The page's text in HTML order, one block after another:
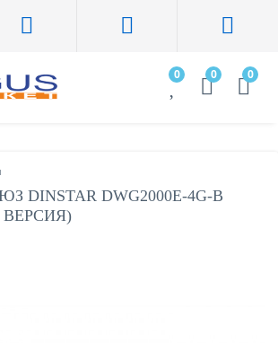
0 0 0
DINSTAR DWG2000E-4G-B